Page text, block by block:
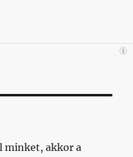
minket, akkor a